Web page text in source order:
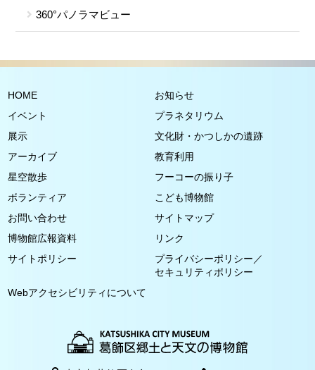
360°パノラマビュー
HOME
お知らせ
イベント
プラネタリウム
展示
文化財・かつしかの遺跡
アーカイブ
教育利用
星空散歩
フーコーの振り子
ボランティア
こども博物館
お問い合わせ
サイトマップ
博物館広報資料
リンク
サイトポリシー
プライバシーポリシー／
セキュリティポリシー
Webアクセシビリティについて